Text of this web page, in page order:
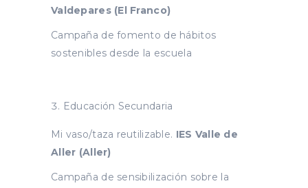
Valdepares (El Franco)
Campaña de fomento de hábitos
sostenibles desde la escuela
Educación Secundaria
Mi vaso/taza reutilizable. IES Valle de
Aller (Aller)
Campaña de sensibilización sobre la